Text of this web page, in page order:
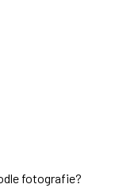
fotografie?